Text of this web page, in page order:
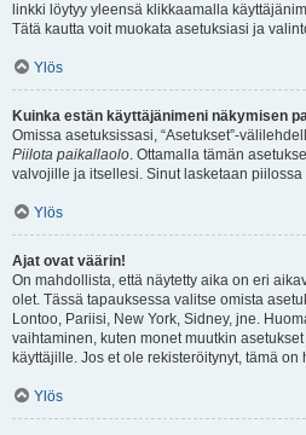
linkki löytyy yleensä klikkaamalla
Tätä kautta voit muokata asetuksiasi ja
Ylös
Kuinka estän käyttäjänimeni näkymisen
Omissa asetuksissasi, “Asetukset”-
Piilota paikallaolo. Ottamalla tämän
valvojille ja itsellesi. Sinut lasketaan
Ylös
Ajat ovat väärin!
On mahdollista, että näytetty aika on eri
olet. Tässä tapauksessa valitse omista
Lontoo, Pariisi, New York, Sidney, jne.
vaihtaminen, kuten monet muutkin
käyttäjille. Jos et ole rekisteröitynyt, tämä
Ylös